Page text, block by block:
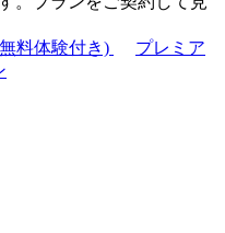
料体験付き)
プレミア